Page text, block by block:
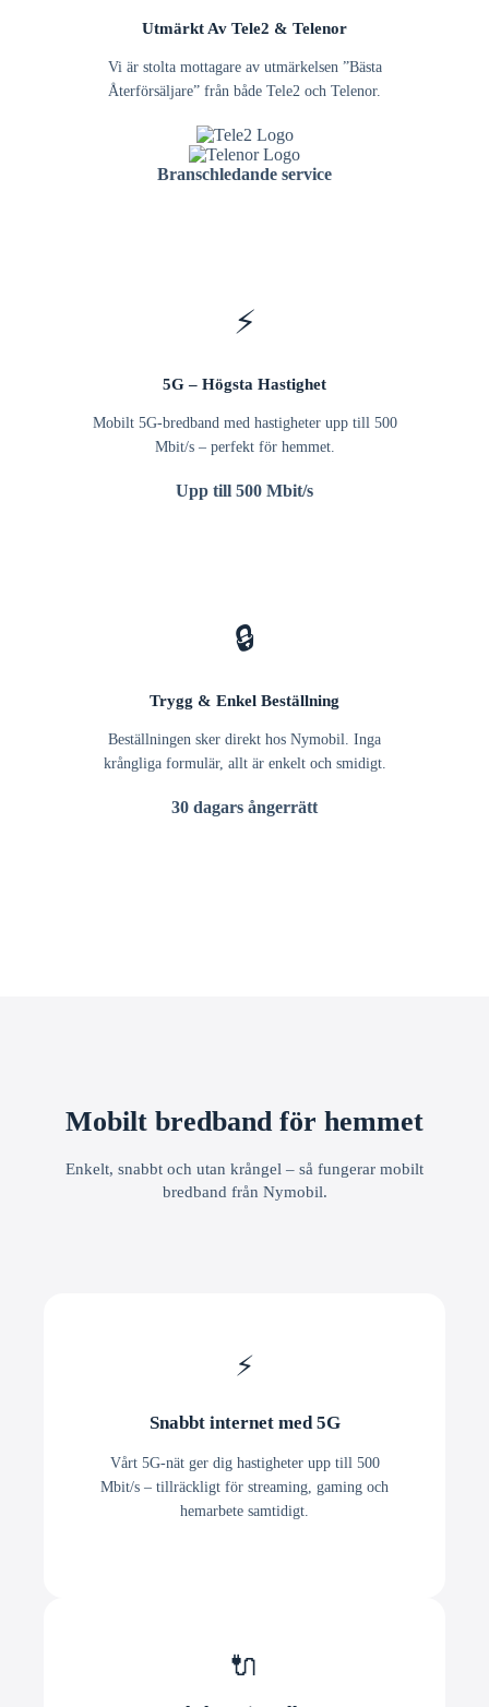
Utmärkt Av Tele2 & Telenor
Vi är stolta mottagare av utmärkelsen ”Bästa
Återförsäljare” från både Tele2 och Telenor.
Branschledande service
⚡
5G – Högsta Hastighet
Mobilt 5G-bredband med hastigheter upp till 500
Mbit/s – perfekt för hemmet.
Upp till 500 Mbit/s
🔒
Trygg & Enkel Beställning
Beställningen sker direkt hos Nymobil. Inga
krångliga formulär, allt är enkelt och smidigt.
30 dagars ångerrätt
Mobilt bredband för hemmet
Enkelt, snabbt och utan krångel – så fungerar mobilt
bredband från Nymobil.
⚡
Snabbt internet med 5G
Vårt 5G-nät ger dig hastigheter upp till 500
Mbit/s – tillräckligt för streaming, gaming och
hemarbete samtidigt.
🔌